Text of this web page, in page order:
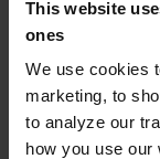
This website
ones
We use cookies
marketing, to
to analyze our
how you use our
bedre overblik
Disse funktioner
den er en